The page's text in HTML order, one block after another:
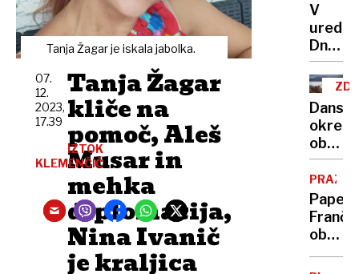
Tanja Žagar je iskala jabolka.
Tanja Žagar
kliče na
pomoč, Aleš
Musar in
mehka
diplomacija,
Nina Ivanič
je kraljica
07.
12.
2023,
17.39
IZTOK
KLEMENČIČ
V
vam
želimo
miren
božič
zanima
nakup
Papež
ob
božiču
in